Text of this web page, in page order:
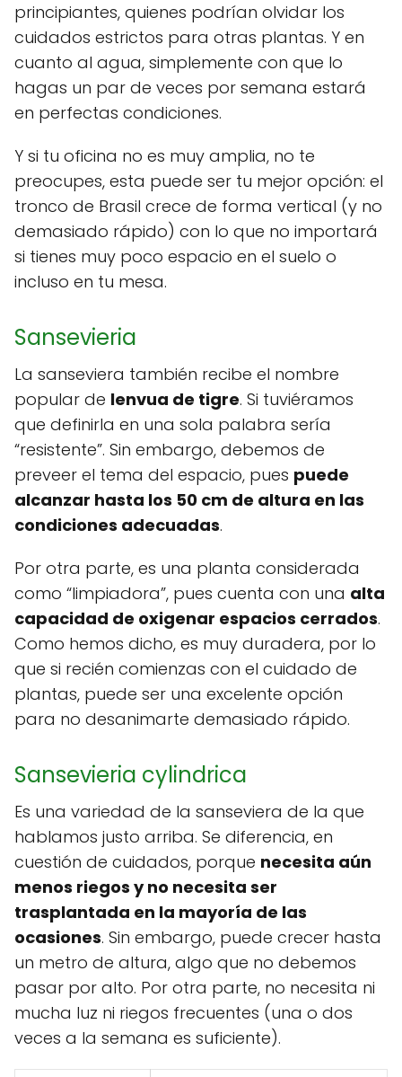
principiantes, quienes podrían olvidar los
cuidados estrictos para otras plantas. Y en
cuanto al agua, simplemente con que lo
hagas un par de veces por semana estará
en perfectas condiciones.
Y si tu oficina no es muy amplia, no te
preocupes, esta puede ser tu mejor opción: el
tronco de Brasil crece de forma vertical (y no
demasiado rápido) con lo que no importará
si tienes muy poco espacio en el suelo o
incluso en tu mesa.
Sansevieria
La sanseviera también recibe el nombre
popular de lenvua de tigre. Si tuviéramos
que definirla en una sola palabra sería
“resistente”. Sin embargo, debemos de
preveer el tema del espacio, pues puede
alcanzar hasta los 50 cm de altura en las
condiciones adecuadas.
Por otra parte, es una planta considerada
como “limpiadora”, pues cuenta con una alta
capacidad de oxigenar espacios cerrados.
Como hemos dicho, es muy duradera, por lo
que si recién comienzas con el cuidado de
plantas, puede ser una excelente opción
para no desanimarte demasiado rápido.
Sansevieria cylindrica
Es una variedad de la sanseviera de la que
hablamos justo arriba. Se diferencia, en
cuestión de cuidados, porque necesita aún
menos riegos y no necesita ser
trasplantada en la mayoría de las
ocasiones. Sin embargo, puede crecer hasta
un metro de altura, algo que no debemos
pasar por alto. Por otra parte, no necesita ni
mucha luz ni riegos frecuentes (una o dos
veces a la semana es suficiente).